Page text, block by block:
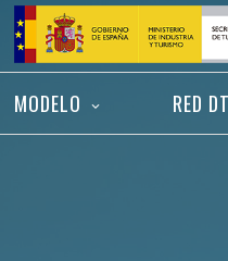
Saltar
contenido
Inicio
MODELO RED